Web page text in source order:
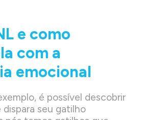
e como
com a
emocional
é possível descobrir
seu gatilho